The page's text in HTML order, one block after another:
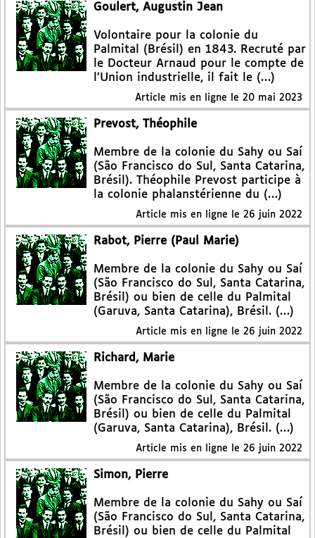
Goulert, Augustin Jean
Volontaire pour la colonie du
Palmital (Brésil) en 1843. Recruté par
le Docteur Arnaud pour le compte de
l’Union industrielle, il fait le (…)
Article mis en ligne le 20 mai 2023
Prevost, Théophile
Membre de la colonie du Sahy ou Saí
(São Francisco do Sul, Santa Catarina,
Brésil). Théophile Prevost participe à
la colonie phalanstérienne du (…)
Article mis en ligne le 26 juin 2022
Rabot, Pierre (Paul Marie)
Membre de la colonie du Sahy ou Saí
(São Francisco do Sul, Santa Catarina,
Brésil) ou bien de celle du Palmital
(Garuva, Santa Catarina), Brésil. (…)
Article mis en ligne le 26 juin 2022
Richard, Marie
Membre de la colonie du Sahy ou Saí
(São Francisco do Sul, Santa Catarina,
Brésil) ou bien de celle du Palmital
(Garuva, Santa Catarina), Brésil. (…)
Article mis en ligne le 26 juin 2022
Simon, Pierre
Membre de la colonie du Sahy ou Saí
(São Francisco do Sul, Santa Catarina,
Brésil) ou bien de celle du Palmital